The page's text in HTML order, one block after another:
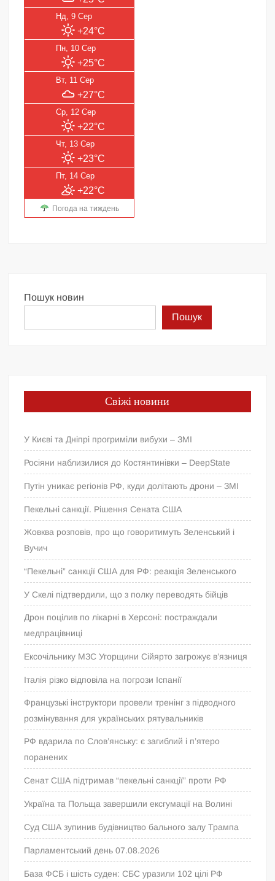
Нд, 9 Сер
+24°C
Пн, 10 Сер
+25°C
Вт, 11 Сер
+27°C
Ср, 12 Сер
+22°C
Чт, 13 Сер
+23°C
Пт, 14 Сер
+22°C
Погода на тиждень
Пошук новин
Пошук
Свіжі новини
У Києві та Дніпрі прогриміли вибухи – ЗМІ
Росіяни наблизилися до Костянтинівки – DeepState
Путін уникає регіонів РФ, куди долітають дрони – ЗМІ
Пекельні санкції. Рішення Сената США
Жовква розповів, про що говоритимуть Зеленський і
Вучич
“Пекельні” санкції США для РФ: реакція Зеленського
У Скелі підтвердили, що з полку переводять бійців
Дрон поцілив по лікарні в Херсоні: постраждали
медпрацівниці
Ексочільнику МЗС Угорщини Сійярто загрожує в’язниця
Італія різко відповіла на погрози Іспанії
Французькі інструктори провели тренінг з підводного
розмінування для українських рятувальників
РФ вдарила по Слов’янську: є загиблий і п’ятеро
поранених
Сенат США підтримав “пекельні санкції” проти РФ
Україна та Польща завершили ексгумації на Волині
Суд США зупинив будівництво бального залу Трампа
Парламентський день 07.08.2026
База ФСБ і шість суден: СБС уразили 102 цілі РФ